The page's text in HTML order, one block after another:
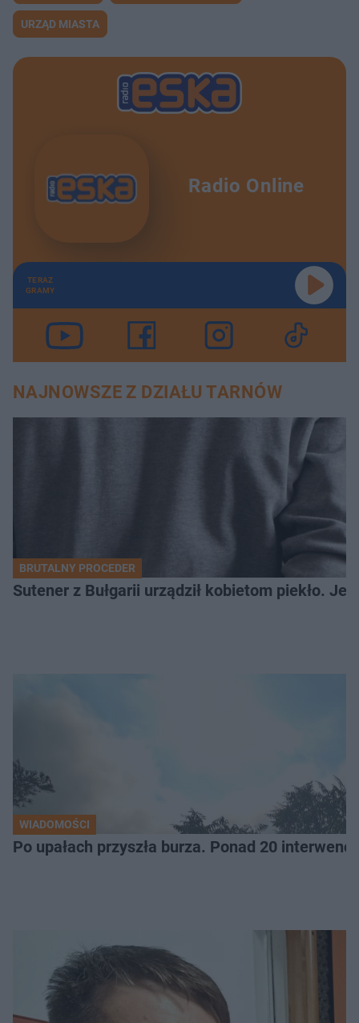
URZĄD MIASTA
Radio Online
TERAZ
GRAMY
NAJNOWSZE Z DZIAŁU TARNÓW
BRUTALNY PROCEDER
Sutener z Bułgarii urządził kobietom piekło.
WIADOMOŚCI
Po upałach przyszła burza. Ponad 20